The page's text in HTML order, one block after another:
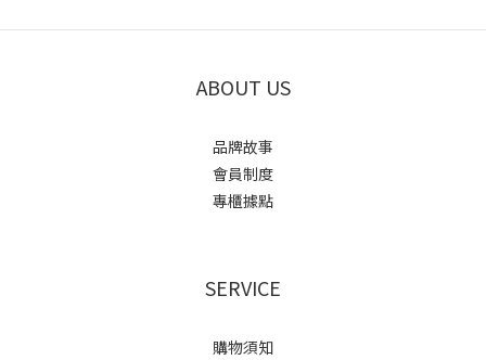
ABOUT US
品牌故事
會員制度
專櫃據點
SERVICE
購物須知